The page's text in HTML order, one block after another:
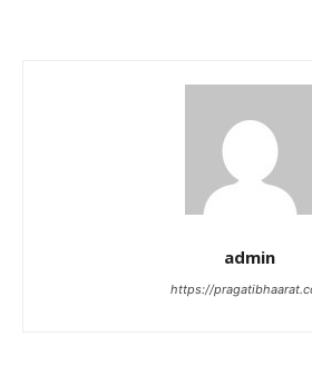
admin
https://